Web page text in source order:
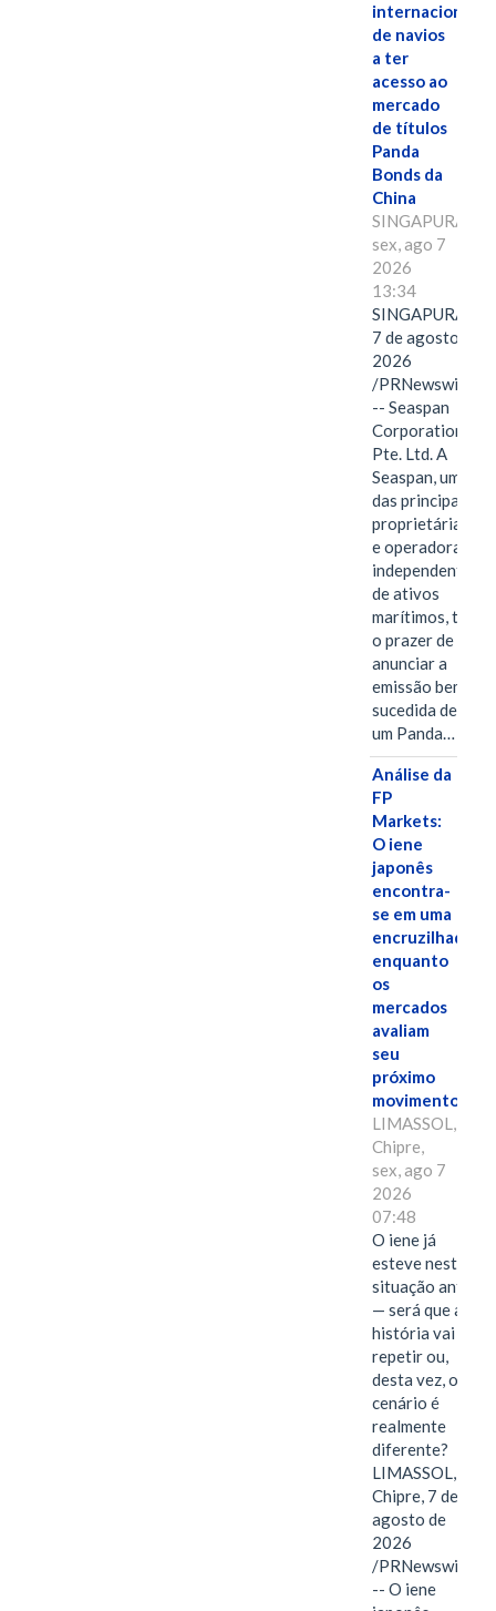
internacional
de navios
a ter
acesso ao
mercado
de títulos
Panda
Bonds da
China
SINGAPURA,
sex, ago 7
2026
13:34
SINGAPURA,
7 de agosto de
2026
/PRNewswire/
-- Seaspan
Corporation
Pte. Ltd. A
Seaspan, uma
das principais
proprietárias
e operadoras
independentes
de ativos
marítimos, tem
o prazer de
anunciar a
emissão bem-
sucedida de
um Panda…
Análise da
FP
Markets:
O iene
japonês
encontra-
se em uma
encruzilhada
enquanto
os
mercados
avaliam
seu
próximo
movimento.
LIMASSOL,
Chipre,
sex, ago 7
2026
07:48
O iene já
esteve nesta
situação antes
— será que a
história vai se
repetir ou,
desta vez, o
cenário é
realmente
diferente?
LIMASSOL,
Chipre, 7 de
agosto de
2026
/PRNewswire/
-- O iene